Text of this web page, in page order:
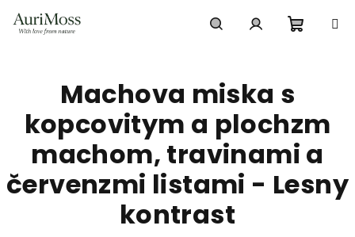
Machova miska s
kopcovitym a plochzm
machom, travinami a
červenzmi listami - Lesny
kontrast